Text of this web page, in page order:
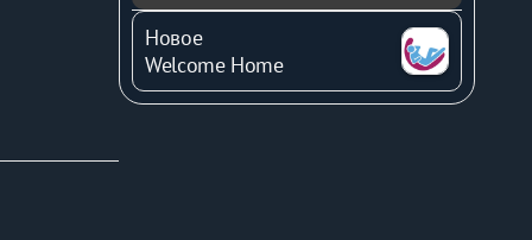
Новое
Welcome Home